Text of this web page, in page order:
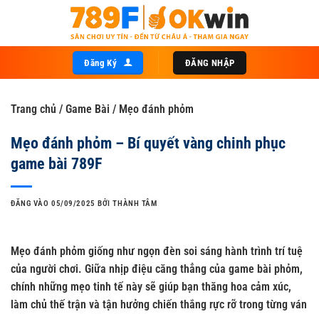
nội
Đăng Ký ĐĂNG NHẬP
Trang chủ / Game Bài / Mẹo đánh phỏm
Mẹo đánh phỏm – Bí quyết vàng chinh phục
game bài 789F
ĐĂNG VÀO05/09/2025 BỞITHÀNH TÂM
Mẹo đánh phỏm giống như ngọn đèn soi sáng hành trình trí tuệ
của người chơi. Giữa nhịp điệu căng thẳng của game bài phỏm,
chính những mẹo tinh tế này sẽ giúp bạn thăng hoa cảm xúc,
làm chủ thế trận và tận hưởng chiến thắng rực rỡ trong từng ván